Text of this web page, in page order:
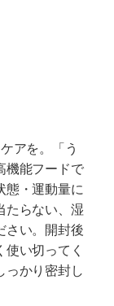
アを。「う
機能フードで
態・運動量に
たらない、湿
さい。開封後
い切ってく
っかり密封し